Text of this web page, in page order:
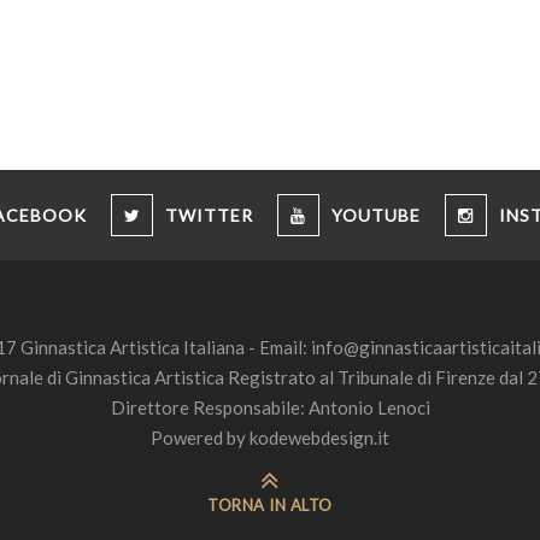
TWITTER YOUTUBE
Ginnastica Artistica Italiana - Email:
di Ginnastica Artistica Registrato al Tribunale di Firenze dal
Direttore Responsabile: Antonio Lenoci
Powered bykodewebdesign.it
TORNA IN ALTO